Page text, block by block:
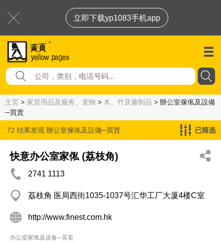
立即下载yp1083手机app
主页 > 家居用品及服务、宠物 > 木、竹及藤制品 > 辦公室傢俬及設備
─買賣
72 结果发现 辦公室傢俬及設備─買賣 已筛选
快意办公室家俬 (荔枝角)
2741 1113
荔枝角 医局西街1035-1037号汇华工厂大厦4楼C室
http://www.finest.com.hk
办公室家俬及设备─买卖